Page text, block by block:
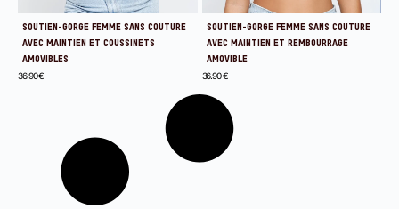
SOUTIEN-GORGE FEMME SANS COUTURE
AVEC MAINTIEN ET COUSSINETS
AMOVIBLES
36.90€
SOUTIEN-GORGE FEMME SANS COUTURE
AVEC MAINTIEN ET REMBOURRAGE
AMOVIBLE
36.90€